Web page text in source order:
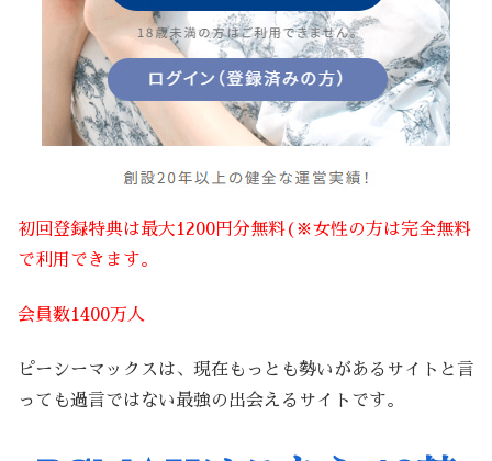
初回登録特典は最大1200円分無料(※女性の方は完全無料
で利用できます。
会員数1400万人
ピーシーマックスは、現在もっとも勢いがあるサイトと言
っても過言ではない最強の出会えるサイトです。